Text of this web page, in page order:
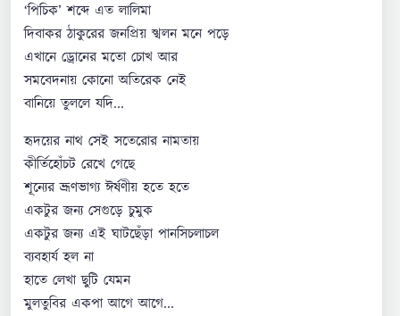
‘পিচিক’ শব্দে এত লালিমা
দিবাকর ঠাকুরের জনপ্রিয় স্খলন মনে পড়ে
এখানে ড্রোনের মতো চোখ আর
সমবেদনায় কোনো অতিরেক নেই
বানিয়ে তুললে যদি...
হৃদয়ের নাথ সেই সতেরোর নামতায়
কীর্তিহোঁচট রেখে গেছে
শূন্যের ভ্রূণভাগ্য ঈর্ষণীয় হতে হতে
একটুর জন্য সেগুড়ে চুমুক
একটুর জন্য এই ঘাটছেঁড়া পানসিচলাচল
ব্যবহার্য হল না
হাতে লেখা ছুটি যেমন
মুলতুবির একপা আগে আগে...